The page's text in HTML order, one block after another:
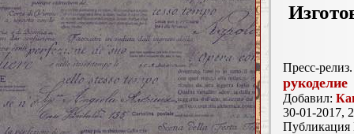
Пресс-релиз.
рукоделие
Добавил:
30-01-2017,